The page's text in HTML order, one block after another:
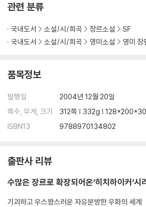
관련 분류
국내도서 소설/시/희곡 장르소설
SF
국내도서
소설/시/희곡 영미소설 영미 장
품목정보
발행일
2004년 12월 20일
쪽수, 무게, 크기
312쪽 | 332g |
ISBN13
9788970134802
출판사 리뷰
수많은 장르로 확장되어온‘히치하이커’시
기괴하고 우스꽝스러운 자유분방한 우화의 세계